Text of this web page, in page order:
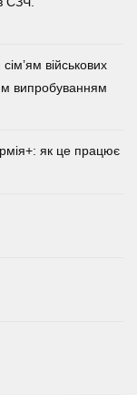
військових
випробуванням
як це працює